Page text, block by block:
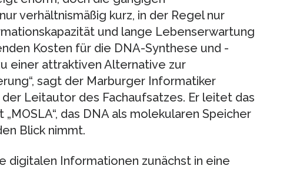
verhältnismäßig kurz, in der Regel nur
und lange Lebenserwartung
Kosten für die DNA-Synthese und -
einer attraktiven Alternative zur
sagt der Marburger Informatiker
Leitautor des Fachaufsatzes. Er leitet das
das DNA als molekularen Speicher
Blick nimmt.
digitalen Informationen zunächst in eine